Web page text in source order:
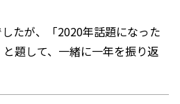
たが、「2020年話題になった
題して、一緒に一年を振り返